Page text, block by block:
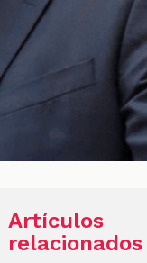
Artículos
relacionados